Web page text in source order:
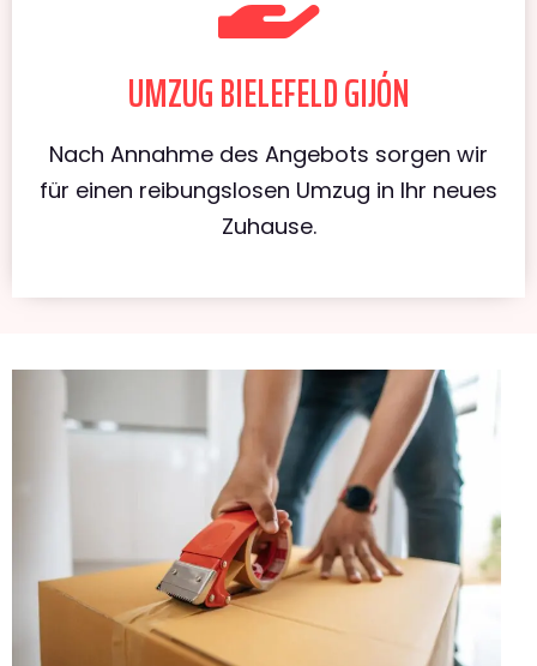
UMZUG BIELEFELD GIJÓN
Nach Annahme des Angebots sorgen wir
für einen reibungslosen Umzug in Ihr neues
Zuhause.